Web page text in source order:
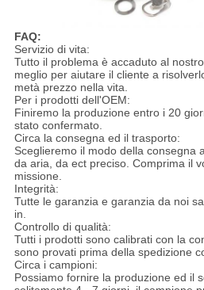
FAQ:
Servizio di vita:
Tutto il problema è accaduto al
meglio per aiutare il cliente a
metà prezzo nella vita.
Per i prodotti dell'OEM:
Finiremo la produzione entro i 20
stato confermato.
Circa la consegna ed il trasporto:
Sceglieremo il modo della consegna
da aria, da ect preciso. Comprima il
missione.
Integrità:
Tutte le garanzia e garanzia da noi
in.
Controllo di qualità:
Tutti i prodotti sono calibrati con la
sono provati prima della spedizione
Circa i campioni:
Possiamo fornire la produzione ed il